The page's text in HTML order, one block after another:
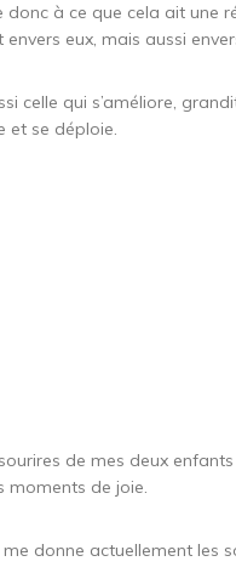
donc à ce que cela ait une
envers eux, mais aussi
celle qui s’améliore,
et se déploie.
de mes deux
moments de joie.
me donne actuellement les